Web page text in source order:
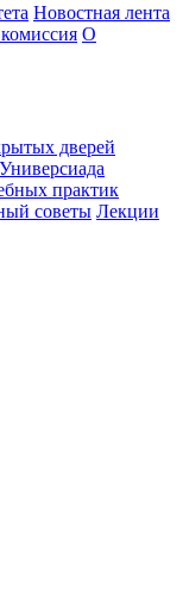
Новостная лента
О
дверей
Универсиада
практик
советы Лекции